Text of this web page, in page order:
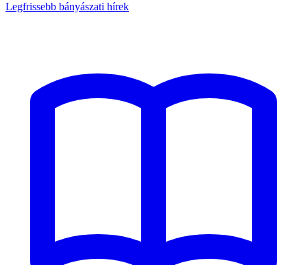
Legfrissebb bányászati hírek